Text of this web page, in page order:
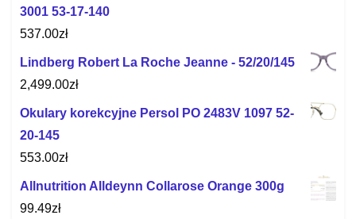
3001 53-17-140
537.00zł
Lindberg Robert La Roche Jeanne - 52/20/145
2,499.00zł
Okulary korekcyjne Persol PO 2483V 1097 52-
20-145
553.00zł
Allnutrition Alldeynn Collarose Orange 300g
99.49zł